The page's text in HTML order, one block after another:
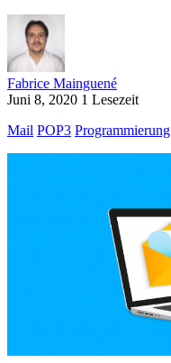
Fabrice Mainguené
Juni 8, 2020 1 Lesezeit
Mail POP3 Programmierung